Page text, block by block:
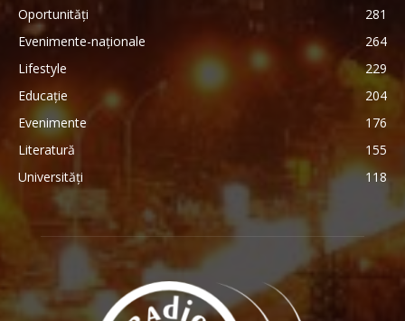
Oportunități
281
Evenimente-naționale
264
Lifestyle
229
Educație
204
Evenimente
176
Literatură
155
Universități
118